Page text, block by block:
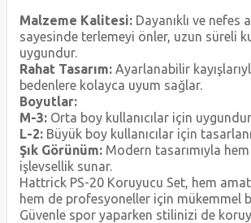
Malzeme Kalitesi:Dayanıklı ve nefes
sayesinde terlemeyi önler, uzun süreli
uygundur.
Rahat Tasarım:Ayarlanabilir
bedenlere kolayca uyum sağlar.
Boyutlar:
M-3:Orta boy kullanıcılar için
L-2:Büyük boy kullanıcılar için
Şık Görünüm:Modern tasarımıyla
işlevsellik sunar.
Hattrick PS-20 Koruyucu Set, hem
hem de profesyoneller için mükemmel
Güvenle spor yaparken stilinizi de